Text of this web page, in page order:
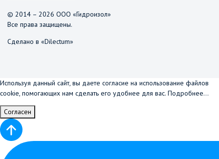
© 2014 – 2026 ООО «Гидроизол»
Все права защищены.
Сделано в «Dilectum»
Используя данный сайт, вы даете согласие на использование файлов
cookie, помогающих нам сделать его удобнее для вас. Подробнее...
Согласен